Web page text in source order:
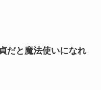
だと魔法使いになれ